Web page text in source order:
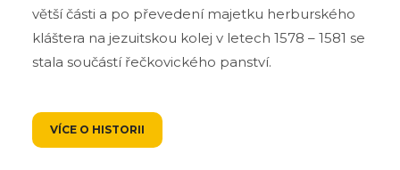
větší části a po převedení majetku herburského
kláštera na jezuitskou kolej v letech 1578 – 1581 se
stala součástí řečkovického panství.
VÍCE O HISTORII